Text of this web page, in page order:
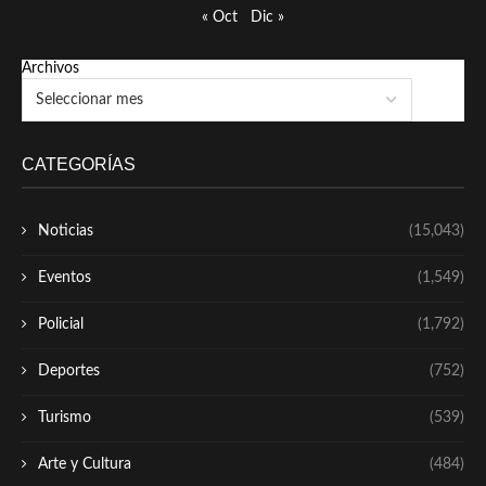
« Oct Dic »
Archivos
CATEGORÍAS
Noticias (15,043)
Eventos (1,549)
Policial (1,792)
Deportes (752)
Turismo (539)
Arte y Cultura (484)